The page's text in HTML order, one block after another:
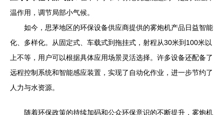
温作用，调节局部小气候。
如今，思茅地区的环保设备供应商提供的雾炮机产品日益智能
化、多样化。从固定式、车载式到拖挂式，射程从30米到100米以
上不等，用户可以根据具体应用场景灵活选择。许多设备还配备了
远程控制系统和智能感应装置，实现了自动化作业，进一步节约了
人力与水资源。
随着环保政策的持续加码和公众环保意识的不断提升，雾炮机